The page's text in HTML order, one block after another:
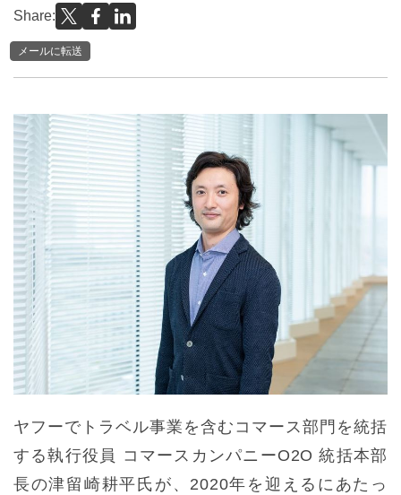
Share:
メールに転送
ヤフーでトラベル事業を含むコマース部門を統括
する執行役員 コマースカンパニーO2O 統括本部
長の津留崎耕平氏が、2020年を迎えるにあたっ